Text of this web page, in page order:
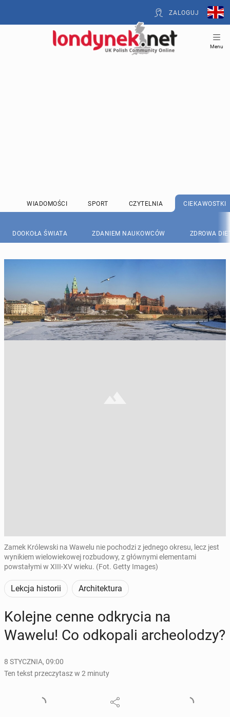
ZALOGUJ
Menu
WIADOMOŚCI SPORT CZYTELNIA CIEKAWOSTKI
DOOKOŁA ŚWIATA ZDANIEM NAUKOWCÓW ZDROWA
Zamek Królewski na Wawelu nie pochodzi z jednego okresu, lecz jest
wynikiem wielowiekowej rozbudowy, z głównymi elementami
powstałymi w XIII-XV wieku. (Fot. Getty Images)
Lekcja historii Architektura
Kolejne cenne od­kry­cia na
Wawelu! Co od­ko­pa­li ar­che­olo­dzy?
8 STYCZNIA, 09:00
Ten tekst przeczytasz w 2 minuty